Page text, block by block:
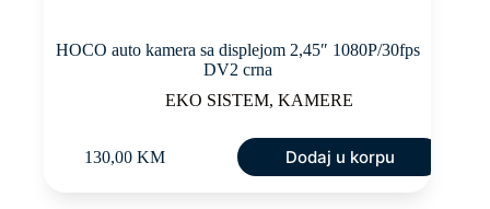
HOCO auto kamera sa displejom 2,45″ 1080P/30fps
DV2 crna
EKO SISTEM,KAMERE
130,00 KM Dodaj u korpu